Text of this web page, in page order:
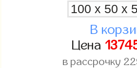
В
Цена
в рассрочку